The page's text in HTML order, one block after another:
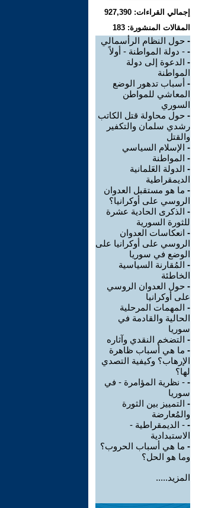
إجمالي القراءات: 927,390
المقالات المنشورة: 183
- حول النظام الرأسمالي
- - دولة المواطنة - أولاً
- الدعوة إلى دولة
المواطنة
- أسباب تدهور الوضع
المعاشي للمواطن
السوري
- حول محاولة قتل الكاتب
رشدي سلمان والتكفير
والقتل
- الإسلام السياسي
- المواطنة
- الدولة العَلمانية
الديمقراطية
- ما هو مستقبل العدوان
الروسي على أوكرانيا؟
- الذكرى الحادية عشرة
للثورة السورية
- انعكاسات العدوان
الروسي على أوكرانيا على
الوضع في سوريا
- المُقارنة السياسية
الخاطئة
- حول العدوان الروسي
على أوكرانيا
- المهمات المرحلية
الحالية والقادمة في
سوريا
- التضخم النقدي وآثاره
- ما هي أسباب ظاهرة
الإرهاب؟ وكيفية التصدي
لها؟
- - نظرية المؤامرة - في
سوريا
- التمييز بين الثورة
والمُعارضة
- - الديمقراطية -
الاستبدادية
- ما هي أسباب الحروب؟
وما هو الحل؟
المزيد.....